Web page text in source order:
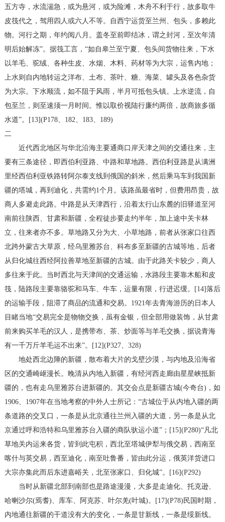
五方寺，水流湍急，或为悬河，或为险滩，木舟不利于行，故多取牛
皮筏代之，驾用四人或六人不等。自西宁运货至兰州、包头，多赖此
物。河行之期，年约阅八月。盖冬至前即结冰，谓之封河，至次年清
明后始解冻”。据筏工言，“如自皋兰至宁夏、包头间货物往来，下水
以羊毛、驼绒、各种生皮、水烟、木料、药材等为大宗，运售内地；
上水则自内地转运之洋布、土布、茶叶、糖、海菜、罐头及各色杂货
为大宗。下水顺流，如不阻于风雨，半月可抵包头镇。上水逆流，自
包至兰，则至速须一月时间。惟以取价视陆行廉约两倍，故商旅多循
水道”。[13](P178、182、183、189)
二
近代西北地区与华北沿海主要通商口岸天津之间的交通往来，主
要有三条途径，即西伯利亚路、中路和草地路。西伯利亚路是从满洲
里经西伯利亚铁路转阿尔泰支线到俄国的斜米，然后乘马车到我国新
疆的塔城，再到迪化，共需约1个月。该路虽最省时，但费用昂贵，故
商人多避走此路。中路是从天津西行，沿着太行山东麓的旧驿道至河
南前往陕西、甘肃和新疆，全程徒步要走约半年，加上途中关卡林
立，往来者亦不多。草地路又分为大、小草地路，前者从张家口往西
北跨外蒙古大草原，经乌里雅苏台、科布多至新疆的古城等地，后者
从归化城往西经阿拉善草地至新疆的古城。由于此路关卡较少，商人
多往来于此。当时西北与天津间的交通运输，水路段主要靠木船和皮
筏，陆路段主要靠骆驼和马车、牛车，运量有限，行进迟缓。[14]落后
的运输手段，阻滞了商品的流通和交易。1921年去青海游历的日本人
目睹当地“交易完全是物物交换，虽有金银，但全部用做装饰，从甘肃
前来购买羊毛的汉人，是携带布、茶、炒面等与羊毛交换，据说青海
有一千万斤羊毛运不出来”。[12](P327、328)
地处西北边陲的新疆，散布着大片的戈壁沙漠，与内地及沿海省
区的交通崎岖漫长。晚清从内地入新疆，有经河西走廊由星星峡抵新
疆的，也有走乌里雅苏台进新疆的。其交会点是新疆古城(今奇台)，如
1906、1907年在当地考察的中外人士所记：“古城位于从内地入疆的两
条道路的交叉口，一条是从北京通往兰州入疆的大道，另一条是从北
京通过呼和浩特和乌里雅苏台入疆的商队驮运小道”；[15](P280)“凡北
草地关内运来各货，皆到此屯积，西北至塔城伊犁与俄交易，西南至
喀什与英交易，西至迪化，南至吐鲁番，皆由此分运，俄英洋货进口
大宗亦集此而后东进嘉峪关，北至张家口、归化城”。[16](P292)
当时从新疆北部到南部也是路途漫漫，大多是走迪化、托克逊、
哈喇沙尔(焉耆)、库车、阿克苏、叶尔羌(叶城)。[17](P78)民国时期，
内地通往新疆的干道没有大的变化，一条是甘新线，一条是绥新线。